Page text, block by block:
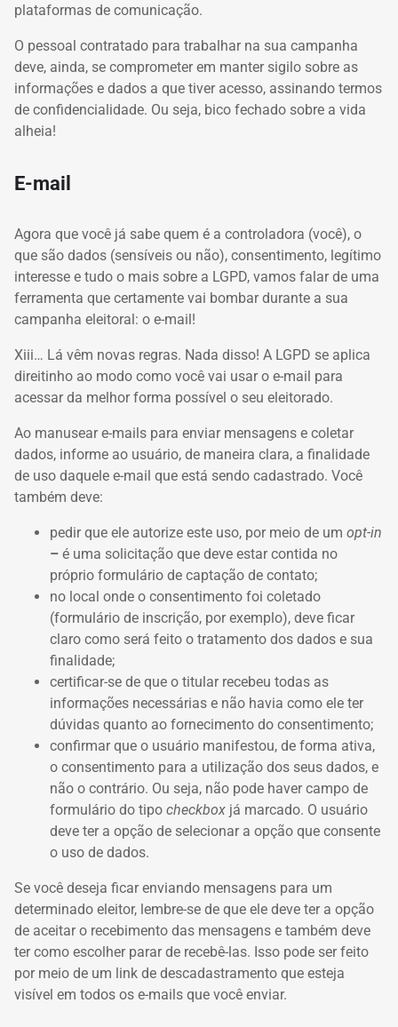
plataformas de comunicação.
O pessoal contratado para trabalhar na sua campanha
deve, ainda, se comprometer em manter sigilo sobre as
informações e dados a que tiver acesso, assinando termos
de confidencialidade. Ou seja, bico fechado sobre a vida
alheia!
E-mail
Agora que você já sabe quem é a controladora (você), o
que são dados (sensíveis ou não), consentimento, legítimo
interesse e tudo o mais sobre a LGPD, vamos falar de uma
ferramenta que certamente vai bombar durante a sua
campanha eleitoral: o e-mail!
Xiii… Lá vêm novas regras. Nada disso! A LGPD se aplica
direitinho ao modo como você vai usar o e-mail para
acessar da melhor forma possível o seu eleitorado.
Ao manusear e-mails para enviar mensagens e coletar
dados, informe ao usuário, de maneira clara, a finalidade
de uso daquele e-mail que está sendo cadastrado. Você
também deve:
pedir que ele autorize este uso, por meio de um opt-in
– é uma solicitação que deve estar contida no
próprio formulário de captação de contato;
no local onde o consentimento foi coletado
(formulário de inscrição, por exemplo), deve ficar
claro como será feito o tratamento dos dados e sua
finalidade;
certificar-se de que o titular recebeu todas as
informações necessárias e não havia como ele ter
dúvidas quanto ao fornecimento do consentimento;
confirmar que o usuário manifestou, de forma ativa,
o consentimento para a utilização dos seus dados, e
não o contrário. Ou seja, não pode haver campo de
formulário do tipo checkbox já marcado. O usuário
deve ter a opção de selecionar a opção que consente
o uso de dados.
Se você deseja ficar enviando mensagens para um
determinado eleitor, lembre-se de que ele deve ter a opção
de aceitar o recebimento das mensagens e também deve
ter como escolher parar de recebê-las. Isso pode ser feito
por meio de um link de descadastramento que esteja
visível em todos os e-mails que você enviar.